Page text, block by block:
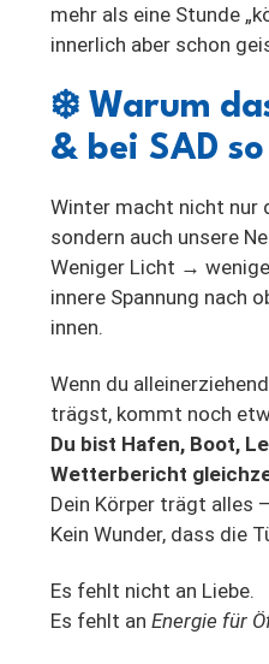
mehr als eine Stunde
innerlich aber schon
❄️ Warum
& bei SAD
Winter macht nicht nur
sondern auch unsere
Weniger Licht →
innere Spannung nach
innen.
Wenn du
trägst, kommt noch
Du bist Hafen, Boot,
Wetterbericht
Dein Körper trägt alles
Kein Wunder, dass die
Es fehlt nicht an Liebe.
Es fehlt an Energie für